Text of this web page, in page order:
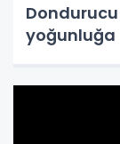
yoğunluğa